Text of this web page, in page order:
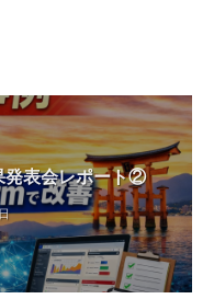
発表会レポート②